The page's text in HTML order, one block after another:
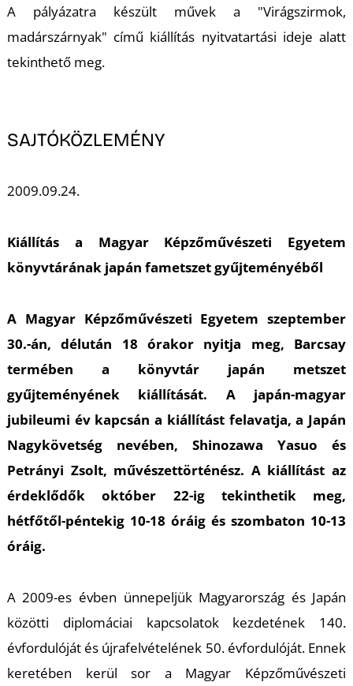
A pályázatra készült művek a "Virágszirmok,
madárszárnyak" című kiállítás nyitvatartási ideje alatt
tekinthető meg.
SAJTÓKÖZLEMÉNY
2009.09.24.
Kiállítás a Magyar Képzőművészeti Egyetem
könyvtárának japán fametszet gyűjteményéből
A Magyar Képzőművészeti Egyetem szeptember
30.-án, délután 18 órakor nyitja meg, Barcsay
termében a könyvtár japán metszet
gyűjteményének kiállítását. A japán-magyar
jubileumi év kapcsán a kiállítást felavatja, a Japán
Nagykövetség nevében, Shinozawa Yasuo és
Petrányi Zsolt, művészettörténész. A kiállítást az
érdeklődők október 22-ig tekinthetik meg,
hétfőtől-péntekig 10-18 óráig és szombaton 10-13
óráig.
A 2009-es évben ünnepeljük Magyarország és Japán
közötti diplomáciai kapcsolatok kezdetének 140.
évfordulóját és újrafelvételének 50. évfordulóját. Ennek
keretében kerül sor a Magyar Képzőművészeti